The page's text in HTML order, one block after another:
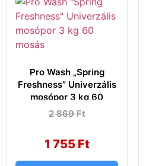
Pro Wash „Spring
Freshness” Univerzális
mosópor 3 kg 60
mosás
2 869Ft
Original
2
869 Ft.
1 755 Ft
Current
1
755 Ft.